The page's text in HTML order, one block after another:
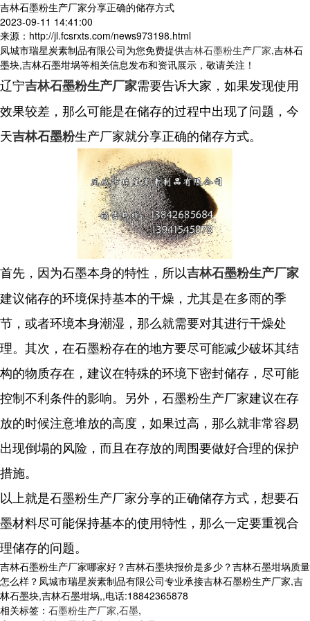
吉林石墨粉生产厂家分享正确的储存方式
2023-09-11 14:41:00
来源：http://jl.fcsrxts.com/news973198.html
凤城市瑞星炭素制品有限公司为您免费提供吉林石墨粉生产厂家,吉林石
墨块,吉林石墨坩埚等相关信息发布和资讯展示，敬请关注！
辽宁吉林石墨粉生产厂家需要告诉大家，如果发现使用
效果较差，那么可能是在储存的过程中出现了问题，今
天吉林石墨粉生产厂家就分享正确的储存方式。
首先，因为石墨本身的特性，所以吉林石墨粉生产厂家
建议储存的环境保持基本的干燥，尤其是在多雨的季
节，或者环境本身潮湿，那么就需要对其进行干燥处
理。其次，在石墨粉存在的地方要尽可能减少破坏其结
构的物质存在，建议在特殊的环境下密封储存，尽可能
控制不利条件的影响。另外，石墨粉生产厂家建议在存
放的时候注意堆放的高度，如果过高，那么就非常容易
出现倒塌的风险，而且在存放的周围要做好合理的保护
措施。
以上就是石墨粉生产厂家分享的正确储存方式，想要石
墨材料尽可能保持基本的使用特性，那么一定要重视合
理储存的问题。
吉林石墨粉生产厂家哪家好？吉林石墨块报价是多少？吉林石墨坩埚质量
怎么样？凤城市瑞星炭素制品有限公司专业承接吉林石墨粉生产厂家,吉
林石墨块,吉林石墨坩埚,,电话:18842365878
相关标签： 石墨粉生产厂家,石墨,